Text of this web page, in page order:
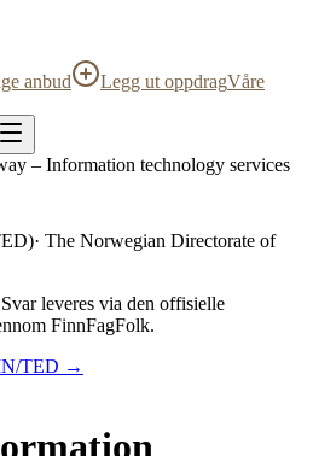
anbud Legg ut oppdragVåre
– Information technology services
· The Norwegian Directorate of
leveres via den offisielle
FinnFagFolk.
TED →